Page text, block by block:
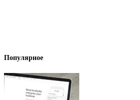
Популярное